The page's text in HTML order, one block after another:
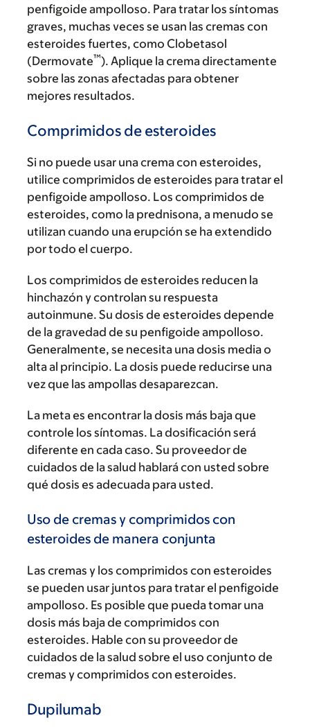
penfigoide ampolloso. Para tratar los síntomas
graves, muchas veces se usan las cremas con
esteroides fuertes, como Clobetasol
(Dermovate™). Aplique la crema directamente
sobre las zonas afectadas para obtener
mejores resultados.
Comprimidos de esteroides
Si no puede usar una crema con esteroides,
utilice comprimidos de esteroides para tratar el
penfigoide ampolloso. Los comprimidos de
esteroides, como la prednisona, a menudo se
utilizan cuando una erupción se ha extendido
por todo el cuerpo.
Los comprimidos de esteroides reducen la
hinchazón y controlan su respuesta
autoinmune. Su dosis de esteroides depende
de la gravedad de su penfigoide ampolloso.
Generalmente, se necesita una dosis media o
alta al principio. La dosis puede reducirse una
vez que las ampollas desaparezcan.
La meta es encontrar la dosis más baja que
controle los síntomas. La dosificación será
diferente en cada caso. Su proveedor de
cuidados de la salud hablará con usted sobre
qué dosis es adecuada para usted.
Uso de cremas y comprimidos con
esteroides de manera conjunta
Las cremas y los comprimidos con esteroides
se pueden usar juntos para tratar el penfigoide
ampolloso. Es posible que pueda tomar una
dosis más baja de comprimidos con
esteroides. Hable con su proveedor de
cuidados de la salud sobre el uso conjunto de
cremas y comprimidos con esteroides.
Dupilumab